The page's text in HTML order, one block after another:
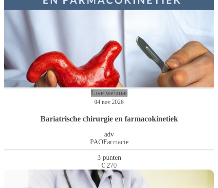
Live webinar
04 nov 2026
Bariatrische chirurgie en farmacokinetiek
adv
PAOFarmacie
3 punten
€ 270